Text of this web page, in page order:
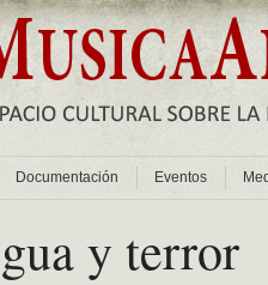
Documentación Eventos
y terror